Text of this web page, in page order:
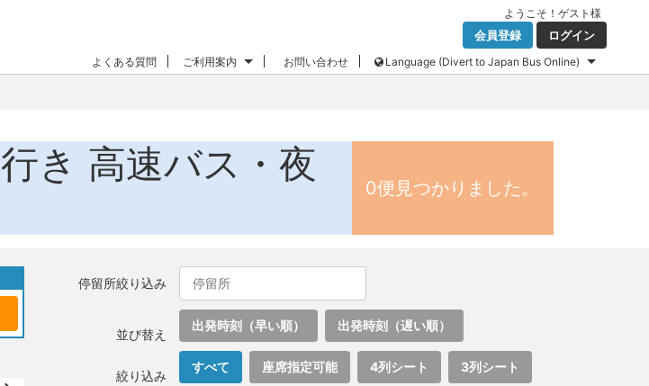
ようこそ！ ゲスト 様
会員登録 ログイン
よくある質問 ご利用案内 お問い合わせ Language (Divert to Japan Bus Online)
行き 高速バス・夜
0便見つかりました。
停留所絞り込み
並び替え
出発時刻（早い順） 出発時刻（遅い順）
絞り込み
すべて 座席指定可能 4列シート 3列シート